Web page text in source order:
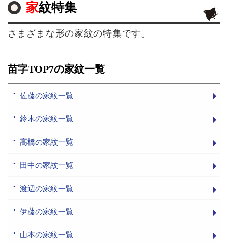
家紋特集
さまざまな形の家紋の特集です。
苗字TOP7の家紋一覧
佐藤の家紋一覧
鈴木の家紋一覧
高橋の家紋一覧
田中の家紋一覧
渡辺の家紋一覧
伊藤の家紋一覧
山本の家紋一覧